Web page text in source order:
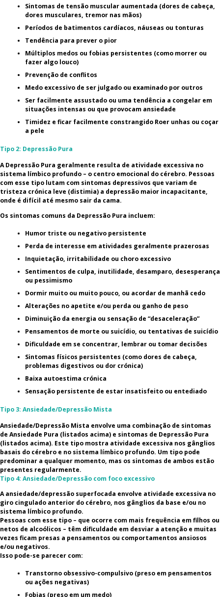
Sintomas de tensão muscular aumentada (dores de cabeça,
dores musculares, tremor nas mãos)
Períodos de batimentos cardíacos, náuseas ou tonturas
Tendência para prever o pior
Múltiplos medos ou fobias persistentes (como morrer ou
fazer algo louco)
Prevenção de conflitos
Medo excessivo de ser julgado ou examinado por outros
Ser facilmente assustado ou uma tendência a congelar em
situações intensas ou que provocam ansiedade
Timidez e ficar facilmente constrangido Roer unhas ou coçar
a pele
Tipo 2: Depressão Pura
A Depressão Pura geralmente resulta de atividade excessiva no
sistema límbico profundo – o centro emocional do cérebro. Pessoas
com esse tipo lutam com sintomas depressivos que variam de
tristeza crónica leve (distimia) a depressão maior incapacitante,
onde é difícil até mesmo sair da cama.
Os sintomas comuns da Depressão Pura incluem:
Humor triste ou negativo persistente
Perda de interesse em atividades geralmente prazerosas
Inquietação, irritabilidade ou choro excessivo
Sentimentos de culpa, inutilidade, desamparo, desesperança
ou pessimismo
Dormir muito ou muito pouco, ou acordar de manhã cedo
Alterações no apetite e/ou perda ou ganho de peso
Diminuição da energia ou sensação de “desaceleração”
Pensamentos de morte ou suicídio, ou tentativas de suicídio
Dificuldade em se concentrar, lembrar ou tomar decisões
Sintomas físicos persistentes (como dores de cabeça,
problemas digestivos ou dor crónica)
Baixa autoestima crónica
Sensação persistente de estar insatisfeito ou entediado
Tipo 3: Ansiedade/Depressão Mista
Ansiedade/Depressão Mista envolve uma combinação de sintomas
de Ansiedade Pura (listados acima) e sintomas de Depressão Pura
(listados acima). Este tipo mostra atividade excessiva nos gânglios
basais do cérebro e no sistema límbico profundo. Um tipo pode
predominar a qualquer momento, mas os sintomas de ambos estão
presentes regularmente.
Tipo 4: Ansiedade/Depressão com foco excessivo
A ansiedade/depressão superfocada envolve atividade excessiva no
giro cingulado anterior do cérebro, nos gânglios da base e/ou no
sistema límbico profundo.
Pessoas com esse tipo – que ocorre com mais frequência em filhos ou
netos de alcoólicos – têm dificuldade em desviar a atenção e muitas
vezes ficam presas a pensamentos ou comportamentos ansiosos
e/ou negativos.
Isso pode-se parecer com:
Transtorno obsessivo-compulsivo (preso em pensamentos
ou ações negativas)
Fobias (preso em um medo)